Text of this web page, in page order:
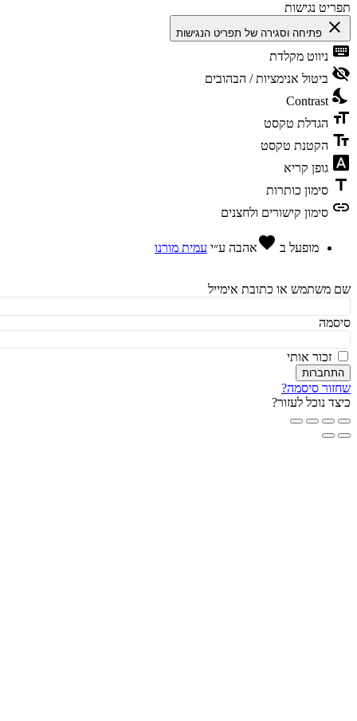
נגישות
פתיחה וסגירה של תפריט הנגישות
ניווט מקלדת
ביטול אנימציות / הבהובים
Contrast
הגדלת טקסט
הקטנת טקסט
גופן קריא
סימון כותרות
סימון קישורים ולחצנים
מופעל בfavorite אהבהע״י עמית מורנו
או כתובת אימייל
זכור אותי
סיסמה?
נוכל לעזור?